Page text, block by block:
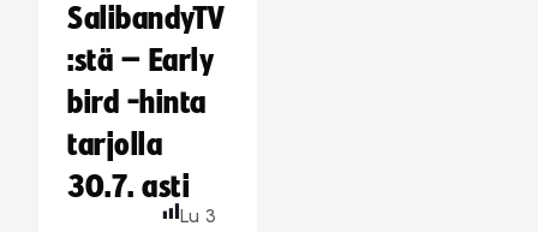
SalibandyTV
:stä – Early
bird -hinta
tarjolla
30.7. asti
Lu 3